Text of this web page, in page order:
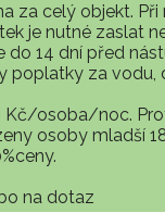
za celý objekt.
je nutné zaslat
14 dní před
za vodu,
osoba/noc.
osoby mladší
na dotaz